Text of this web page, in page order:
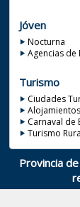
Jóven
Nocturna
Agencias de
Turismo
Ciudades
Alojamientos
Carnaval de
Turismo
Provincia